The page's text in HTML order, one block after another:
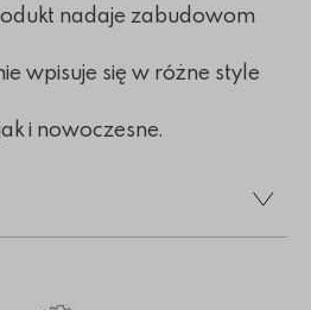
nadaje zabudowom
wpisuje się w różne style
i nowoczesne.